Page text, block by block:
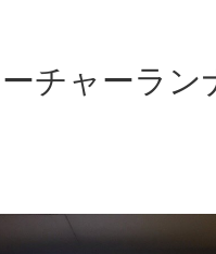
チャーラン